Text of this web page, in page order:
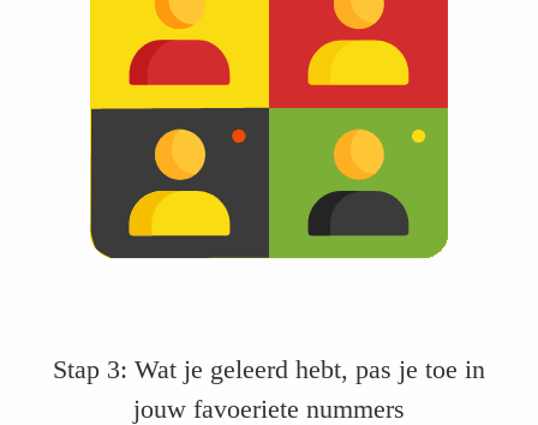
Stap 3: Wat je geleerd hebt, pas je toe in
jouw favoeriete nummers